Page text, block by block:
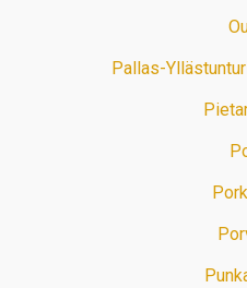
Pallas-